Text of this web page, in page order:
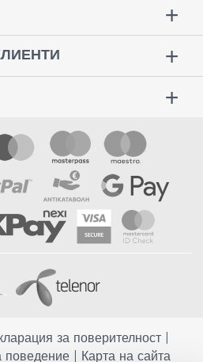
за поверителност|
поведение| Карта на сайта